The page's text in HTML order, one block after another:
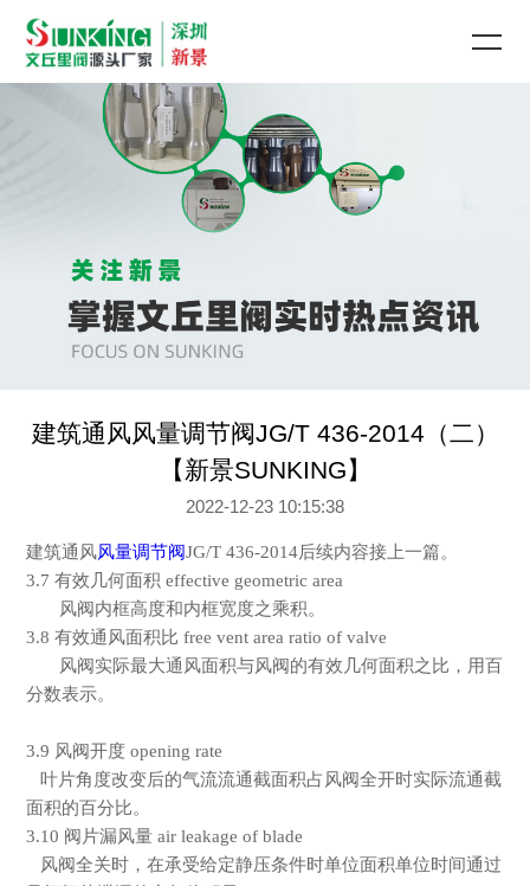
建筑通风风量调节阀JG/T 436-2014（二）
【新景SUNKING】
2022-12-23 10:15:38
建筑通风风量调节阀JG/T 436-2014后续内容接上一篇。
3.7 有效几何面积 effective geometric area
风阀内框高度和内框宽度之乘积。
3.8 有效通风面积比 free vent area ratio of valve
风阀实际最大通风面积与风阀的有效几何面积之比，用百
分数表示。
3.9 风阀开度 opening rate
叶片角度改变后的气流流通截面积占风阀全开时实际流通截
面积的百分比。
3.10 阀片漏风量 air leakage of blade
风阀全关时，在承受给定静压条件时单位面积单位时间通过